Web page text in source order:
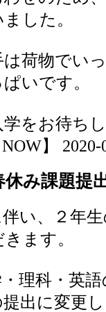
した。
荷物でい
いです。
学をお待ち
】 2020-
み課題提
い、２年
ます。
理科・英
出に変更